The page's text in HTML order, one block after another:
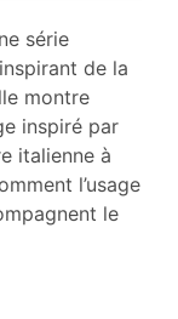
série
de la
montre
inspiré par
italienne à
l’usage
le